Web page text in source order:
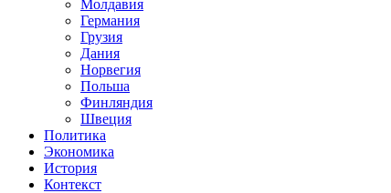
Молдавия
Германия
Грузия
Дания
Норвегия
Польша
Финляндия
Швеция
Политика
Экономика
История
Контекст